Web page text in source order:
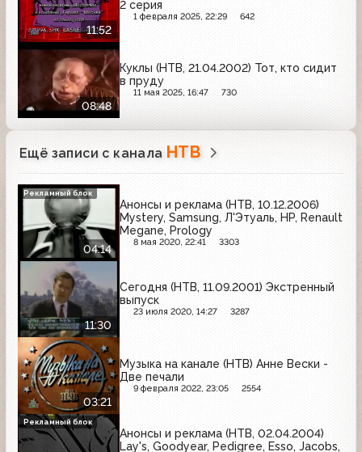
11:52
2 серия
1 февраля 2025, 22:29 642
08:48
Куклы (НТВ, 21.04.2002) Тот, кто сидит
в пруду
11 мая 2025, 16:47 730
Ещё записи с канала НТВ
04:14
Анонсы и реклама (НТВ, 10.12.2006)
Mystery, Samsung, Л'Этуаль, HP, Renault
Megane, Prology
8 мая 2020, 22:41 3303
Рекламный блок
11:30
Сегодня (НТВ, 11.09.2001) Экстренный
выпуск
23 июля 2020, 14:27 3287
03:21
Музыка на канале (НТВ) Анне Вески -
Две печали
9 февраля 2022, 23:05 2554
Анонсы и реклама (НТВ, 02.04.2004)
Lay's, Goodyear, Pedigree, Esso, Jacobs,
Рекламный блок